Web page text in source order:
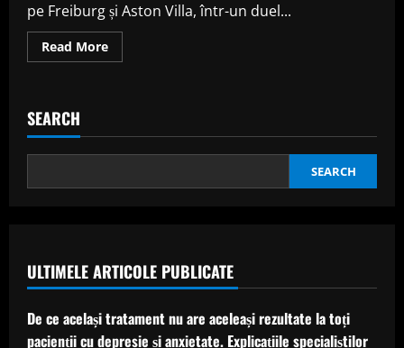
pe Freiburg și Aston Villa, într-un duel...
Read MoreRead
more
TV
Europa
2026.
Aston
Villa
SEARCH
SEARCH
ULTIMELE ARTICOLE PUBLICATE
De ce același tratament nu are aceleași rezultate la toți
pacienții cu depresie și anxietate. Explicațiile specialiștilor